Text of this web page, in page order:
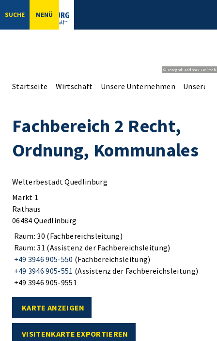
SUCHE MENÜ
© Fotograf: Andreas Troitsch
Startseite Wirtschaft Unsere Unternehmen Unsere
Fachbereich 2 Recht,
Ordnung, Kommunales
Welterbestadt Quedlinburg
Markt 1
Rathaus
06484 Quedlinburg
Raum: 30 (Fachbereichsleitung)
Raum: 31 (Assistenz der Fachbereichsleitung)
+49 3946 905-550 (Fachbereichsleitung)
+49 3946 905-551 (Assistenz der Fachbereichsleitung)
+49 3946 905-9551
KARTE ANZEIGEN
VISITENKARTE EXPORTIEREN